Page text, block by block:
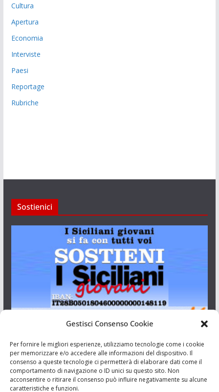
Gestisci Consenso Cookie
Per fornire le migliori esperienze, utilizziamo tecnologie come i cookie
per memorizzare e/o accedere alle informazioni del dispositivo. Il
consenso a queste tecnologie ci permetterà di elaborare dati come il
comportamento di navigazione o ID unici su questo sito. Non
acconsentire o ritirare il consenso può influire negativamente su alcune
caratteristiche e funzioni.
Cultura
Apertura
Economia
Interviste
Paesi
Reportage
Rubriche
Sostienici
Aut. del tribunale di Catania n.23/2011 del 20/09/2011 Dir.
Resp. Riccardo Orioles.